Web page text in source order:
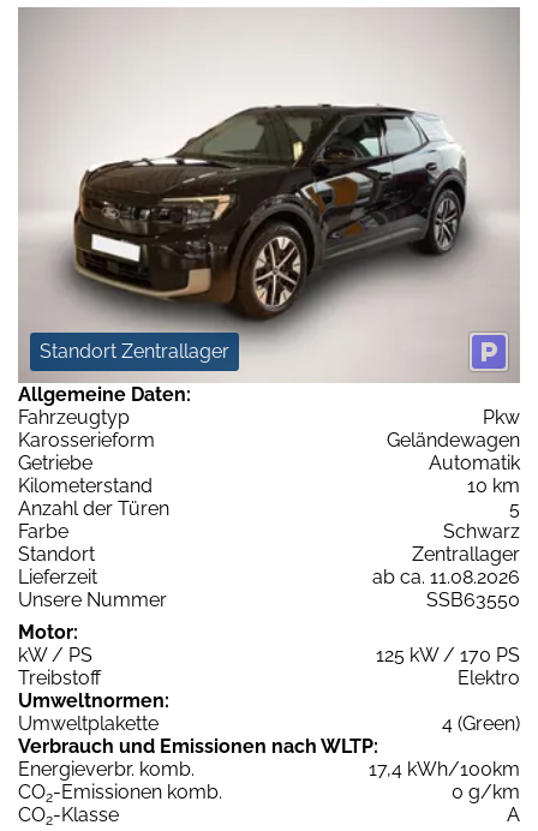
Standort Zentrallager
Allgemeine Daten:
Fahrzeugtyp
Pkw
Karosserieform
Geländewagen
Getriebe
Automatik
Kilometerstand
10 km
Anzahl der Türen
5
Farbe
Schwarz
Standort
Zentrallager
Lieferzeit
ab ca. 11.08.2026
Unsere Nummer
SSB63550
Motor:
kW / PS
125 kW / 170 PS
Treibstoff
Elektro
Umweltnormen:
Umweltplakette
4 (Green)
Verbrauch und Emissionen nach WLTP:
Energieverbr. komb.
17,4 kWh/100km
CO2-Emissionen komb.
0 g/km
CO2-Klasse
A